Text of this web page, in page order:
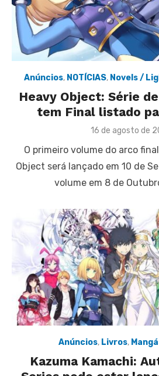
Anúncios, NOTÍCIAS, Novels /
Heavy Object: Série
tem Final listado
Posted
16 de agosto de
O primeiro volume do arco
Object será lançado em 10 de
volume em 8 de
Anúncios, Livros,
Kazuma Kamachi: